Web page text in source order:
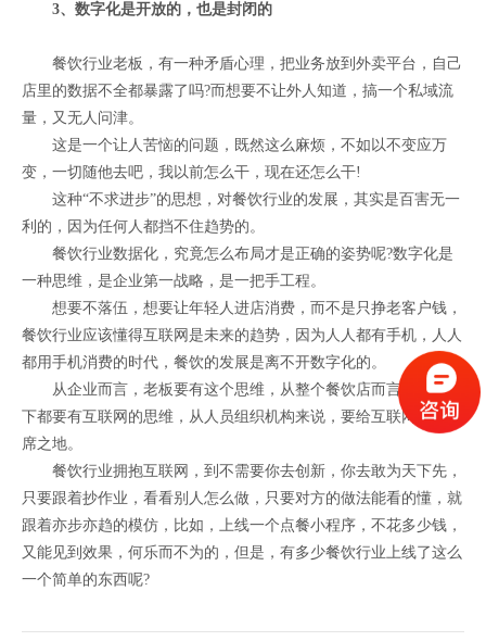
3、数字化是开放的，也是封闭的
餐饮行业老板，有一种矛盾心理，把业务放到外卖平台，自己
店里的数据不全都暴露了吗?而想要不让外人知道，搞一个私域流
量，又无人问津。
这是一个让人苦恼的问题，既然这么麻烦，不如以不变应万
变，一切随他去吧，我以前怎么干，现在还怎么干!
这种“不求进步”的思想，对餐饮行业的发展，其实是百害无一
利的，因为任何人都挡不住趋势的。
餐饮行业数据化，究竟怎么布局才是正确的姿势呢?数字化是
一种思维，是企业第一战略，是一把手工程。
想要不落伍，想要让年轻人进店消费，而不是只挣老客户钱，
餐饮行业应该懂得互联网是未来的趋势，因为人人都有手机，人人
都用手机消费的时代，餐饮的发展是离不开数字化的。
从企业而言，老板要有这个思维，从整个餐饮店而言，从上到
下都要有互联网的思维，从人员组织机构来说，要给互联网留有一
席之地。
餐饮行业拥抱互联网，到不需要你去创新，你去敢为天下先，
只要跟着抄作业，看看别人怎么做，只要对方的做法能看的懂，就
跟着亦步亦趋的模仿，比如，上线一个点餐小程序，不花多少钱，
又能见到效果，何乐而不为的，但是，有多少餐饮行业上线了这么
一个简单的东西呢?